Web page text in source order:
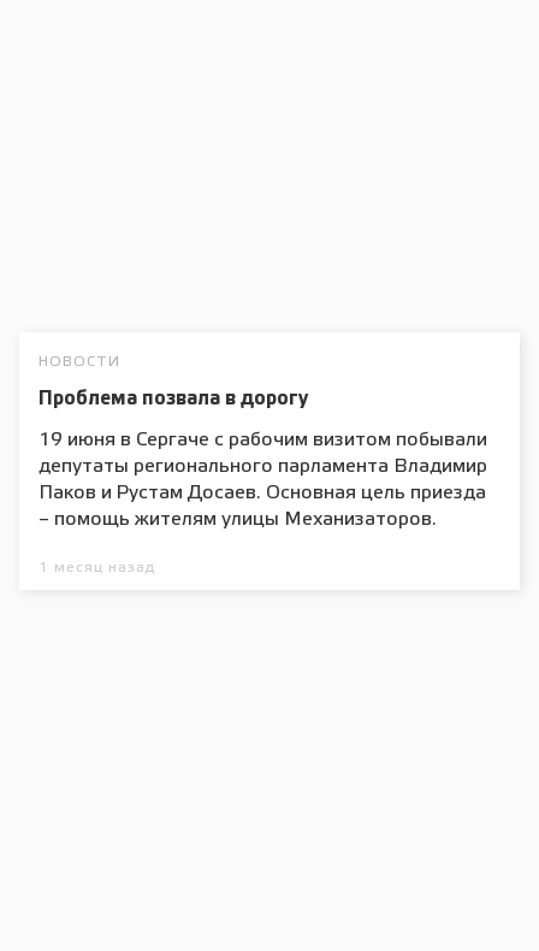
НОВОСТИ
Проблема позвала в дорогу
19 июня в Сергаче с рабочим визитом побывали
депутаты регионального парламента Владимир
Паков и Рустам Досаев. Основная цель приезда
– помощь жителям улицы Механизаторов.
1 месяц назад